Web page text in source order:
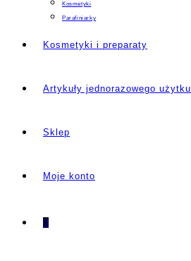
Kosmetyki
Parafiniarky
Kosmetyki i preparaty
Artykuły jednorazowego użytku
Sklep
Moje konto
0